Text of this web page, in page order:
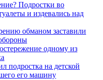
Подростки во
и издевались над
обманом заставили
одному из
подростка на детской
его машину